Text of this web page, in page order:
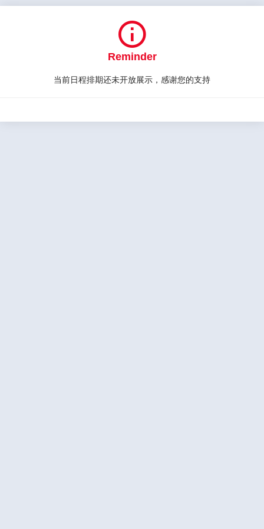

Reminder
当前日程排期还未开放展示，感谢您的支持